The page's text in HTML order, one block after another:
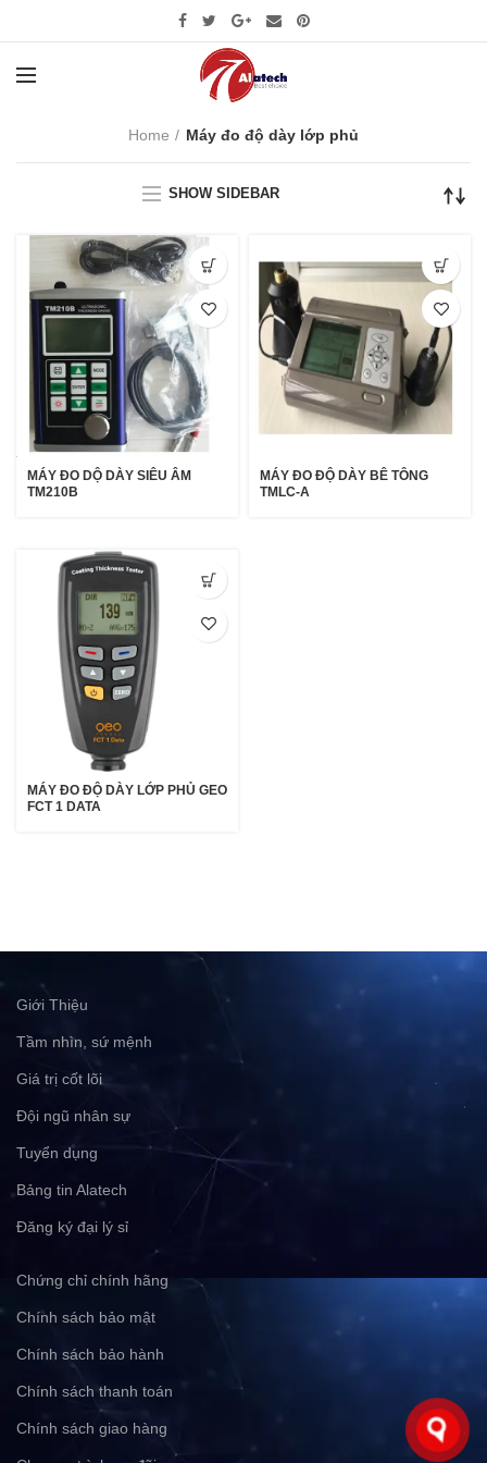
Home Máy đo độ dày lớp phủ
SHOW SIDEBAR
MÁY ĐO DỘ DÀY SIÊU ÂM
TM210B
MÁY ĐO ĐỘ DÀY BÊ TÔNG
TMLC-A
MÁY ĐO ĐỘ DÀY LỚP PHỦ GEO
FCT 1 DATA
Giới Thiệu
Tầm nhìn, sứ mệnh
Giá trị cốt lõi
Đội ngũ nhân sự
Tuyển dụng
Bảng tin Alatech
Đăng ký đại lý sỉ
Chứng chỉ chính hãng
Chính sách bảo mật
Chính sách bảo hành
Chính sách thanh toán
Chính sách giao hàng